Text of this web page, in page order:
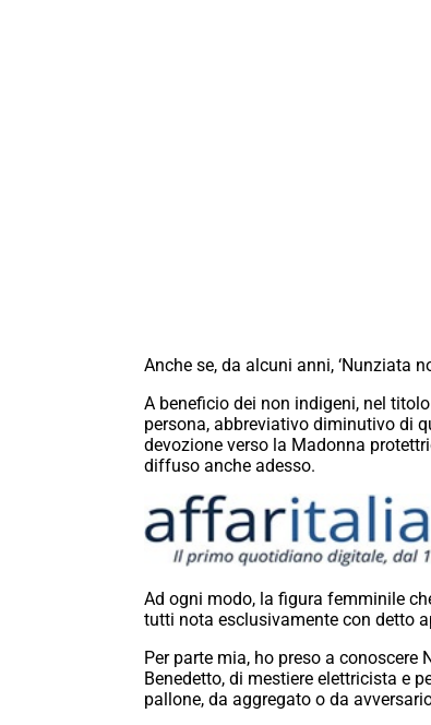
Anche se, da alcuni anni, ‘Nunziata
A beneficio dei non indigeni, nel
persona, abbreviativo diminutivo di
devozione verso la Madonna
diffuso anche adesso.
Ad ogni modo, la figura femminile
tutti nota esclusivamente con detto
Per parte mia, ho preso a
Benedetto, di mestiere elettricista e
pallone, da aggregato o da